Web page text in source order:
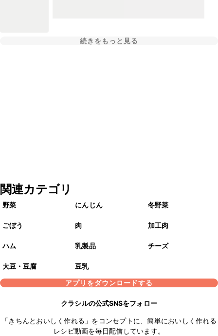
続きをもっと見る
関連カテゴリ
野菜 にんじん 冬野菜
ごぼう 肉 加工肉
ハム 乳製品 チーズ
大豆・豆腐
豆乳
アプリをダウンロードする
クラシルの公式SNSをフォロー
「きちんとおいしく作れる」をコンセプトに、簡単においしく作れる
レシピ動画を毎日配信しています。